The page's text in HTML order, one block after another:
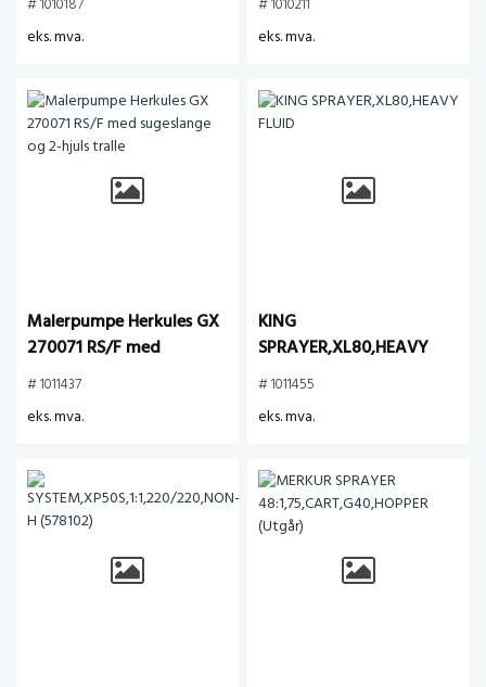
# 1010187
eks. mva.
# 1010211
eks. mva.
Malerpumpe Herkules GX
270071 RS/F med
sugeslange og 2-hjuls
# 1011437
eks. mva.
KING
SPRAYER,XL80,HEAVY
FLUID
# 1011455
eks. mva.